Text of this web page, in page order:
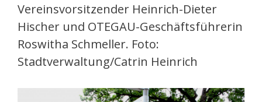
Vereinsvorsitzender Heinrich-Dieter
Hischer und OTEGAU-Geschäftsführerin
Roswitha Schmeller. Foto:
Stadtverwaltung/Catrin Heinrich